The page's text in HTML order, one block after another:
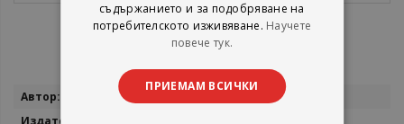
Повече
Искра Славчева, Александър Стефанов
съдържанието и за подобряване на
потребителското изживяване. Научете
повече тук.
ПРИЕМАМ ВСИЧКИ